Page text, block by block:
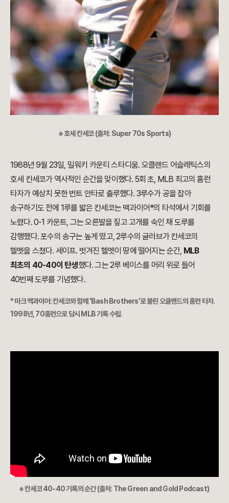
※ 호세 칸세코 (출처: Super 70s Sports)
1988년 9월 23일, 밀워키 카운티 스타디움. 오클랜드 어슬레틱스의
호세 칸세코가 역사적인 순간을 맞이했다. 5회 초, MLB 최고의 홈런
타자가 예상치 못한 번트 안타로 출루했다. 3루수가 공을 잡아
송구하기도 전에 1루를 밟은 칸세코는 맥과이어*의 타석에서 기회를
노렸다. 0-1 카운트, 그는 오른발을 짚고 고개를 숙인 채 도루를
감행했다. 포수의 송구는 높게 떴고, 2루수의 글러브가 칸세코의
헬멧을 스쳤다. 세이프. 벗겨진 헬멧이 땅에 떨어지는 순간, MLB
최초의 40-40이 탄생했다. 그는 2루 베이스를 머리 위로 들어
40번째 도루를 기념했다.
* 마크 맥과이어: 칸세코와 함께 'Bash Brothers'로 불린 오클랜드의 홈런 타자.
1998년, 70홈런으로 당시 MLB 기록 수립.
※ 칸세코 40-40 기록의 순간 (출처: The Green and Gold Podcast)